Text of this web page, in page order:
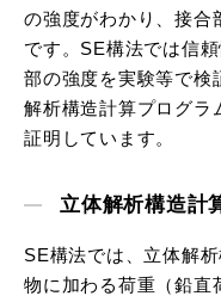
の強度がわかり、接合
です。SE構法では信
部の強度を実験等で検
解析構造計算プログラ
証明しています。
立体解析構造計
SE構法では、立体解
物に加わる荷重（鉛直